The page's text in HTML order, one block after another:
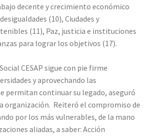
decente y crecimiento económico
(10), Ciudades y
(11), Paz, justicia e instituciones
para lograr los objetivos (17).
CESAP sigue con pie firme
y aprovechando las
permitan continuar su legado, aseguró
organización. Reiteró el compromiso de
por los más vulnerables, de la mano
aliadas, a saber: Acción